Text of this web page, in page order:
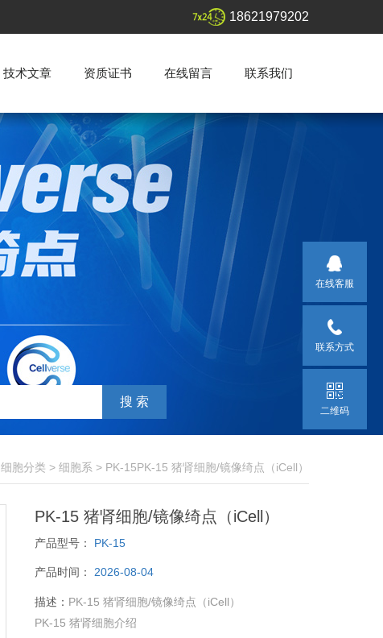
18621979202
技术文章 资质证书 在线留言 联系我们
细胞分类 > 细胞系 > PK-15PK-15 猪肾细胞/镜像绮点（iCell）
PK-15 猪肾细胞/镜像绮点（iCell）
产品型号： PK-15
产品时间： 2026-08-04
描述： PK-15 猪肾细胞/镜像绮点（iCell）
PK-15 猪肾细胞介绍
在线客服
联系方式
二维码